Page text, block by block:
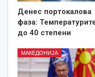
Денес портокалова
фаза:
до 40 степени
МАКЕДОНИЈА